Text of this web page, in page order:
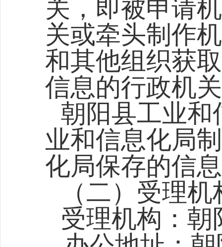
关，即被申请
关或牵头制作
和其他组织获
信息的行政机
朝阳县工业和
业和信息化局
化局保存的信
（二）受理机
受理机构：